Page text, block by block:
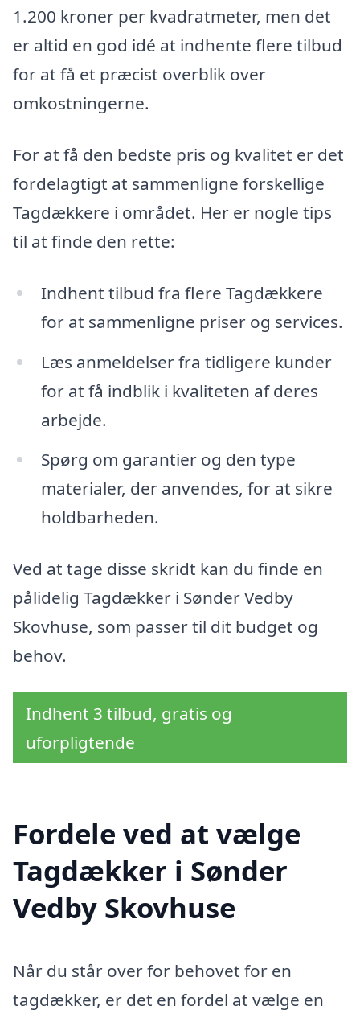
1.200 kroner per kvadratmeter, men det
er altid en god idé at indhente flere tilbud
for at få et præcist overblik over
omkostningerne.
For at få den bedste pris og kvalitet er det
fordelagtigt at sammenligne forskellige
Tagdækkere i området. Her er nogle tips
til at finde den rette:
Indhent tilbud fra flere Tagdækkere
for at sammenligne priser og services.
Læs anmeldelser fra tidligere kunder
for at få indblik i kvaliteten af deres
arbejde.
Spørg om garantier og den type
materialer, der anvendes, for at sikre
holdbarheden.
Ved at tage disse skridt kan du finde en
pålidelig Tagdækker i Sønder Vedby
Skovhuse, som passer til dit budget og
behov.
Indhent 3 tilbud, gratis og
uforpligtende
Fordele ved at vælge
Tagdækker i Sønder
Vedby Skovhuse
Når du står over for behovet for en
tagdækker, er det en fordel at vælge en